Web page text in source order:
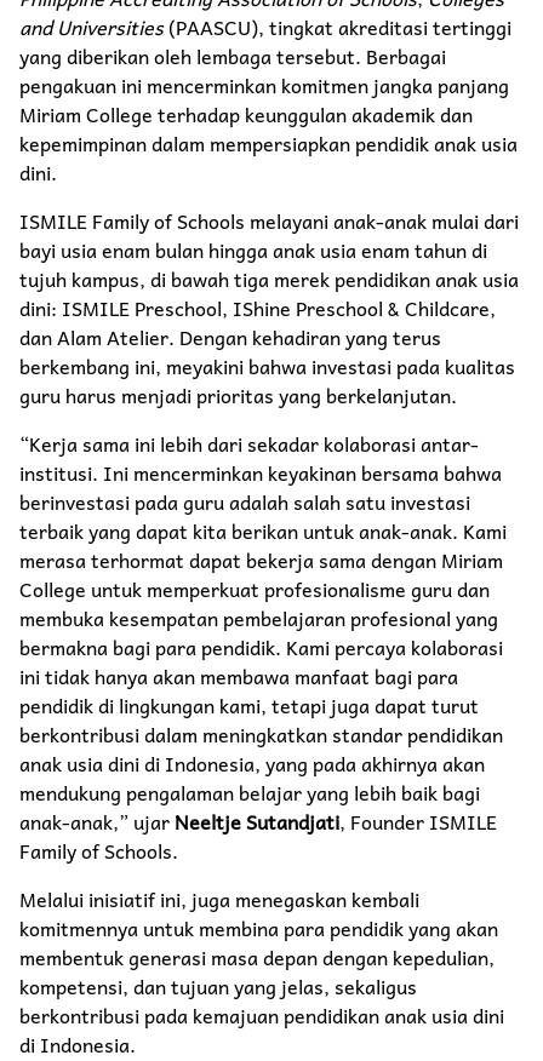
and Universities(PAASCU), tingkat akreditasi tertinggi
yang diberikan oleh lembaga tersebut. Berbagai
pengakuan ini mencerminkan komitmen jangka panjang
Miriam College terhadap keunggulan akademik dan
kepemimpinan dalam mempersiapkan pendidik anak usia
dini.
ISMILE Family of Schools melayani anak-anak mulai dari
bayi usia enam bulan hingga anak usia enam tahun di
tujuh kampus, di bawah tiga merek pendidikan anak usia
dini: ISMILE Preschool, IShine Preschool & Childcare,
dan Alam Atelier. Dengan kehadiran yang terus
berkembang ini, meyakini bahwa investasi pada kualitas
guru harus menjadi prioritas yang berkelanjutan.
“Kerja sama ini lebih dari sekadar kolaborasi antar-
institusi. Ini mencerminkan keyakinan bersama bahwa
berinvestasi pada guru adalah salah satu investasi
terbaik yang dapat kita berikan untuk anak-anak. Kami
merasa terhormat dapat bekerja sama dengan Miriam
College untuk memperkuat profesionalisme guru dan
membuka kesempatan pembelajaran profesional yang
bermakna bagi para pendidik. Kami percaya kolaborasi
ini tidak hanya akan membawa manfaat bagi para
pendidik di lingkungan kami, tetapi juga dapat turut
berkontribusi dalam meningkatkan standar pendidikan
anak usia dini di Indonesia, yang pada akhirnya akan
mendukung pengalaman belajar yang lebih baik bagi
anak-anak,” ujarNeeltje Sutandjati, Founder ISMILE
Family of Schools.
Melalui inisiatif ini, juga menegaskan kembali
komitmennya untuk membina para pendidik yang akan
membentuk generasi masa depan dengan kepedulian,
kompetensi, dan tujuan yang jelas, sekaligus
berkontribusi pada kemajuan pendidikan anak usia dini
di Indonesia.